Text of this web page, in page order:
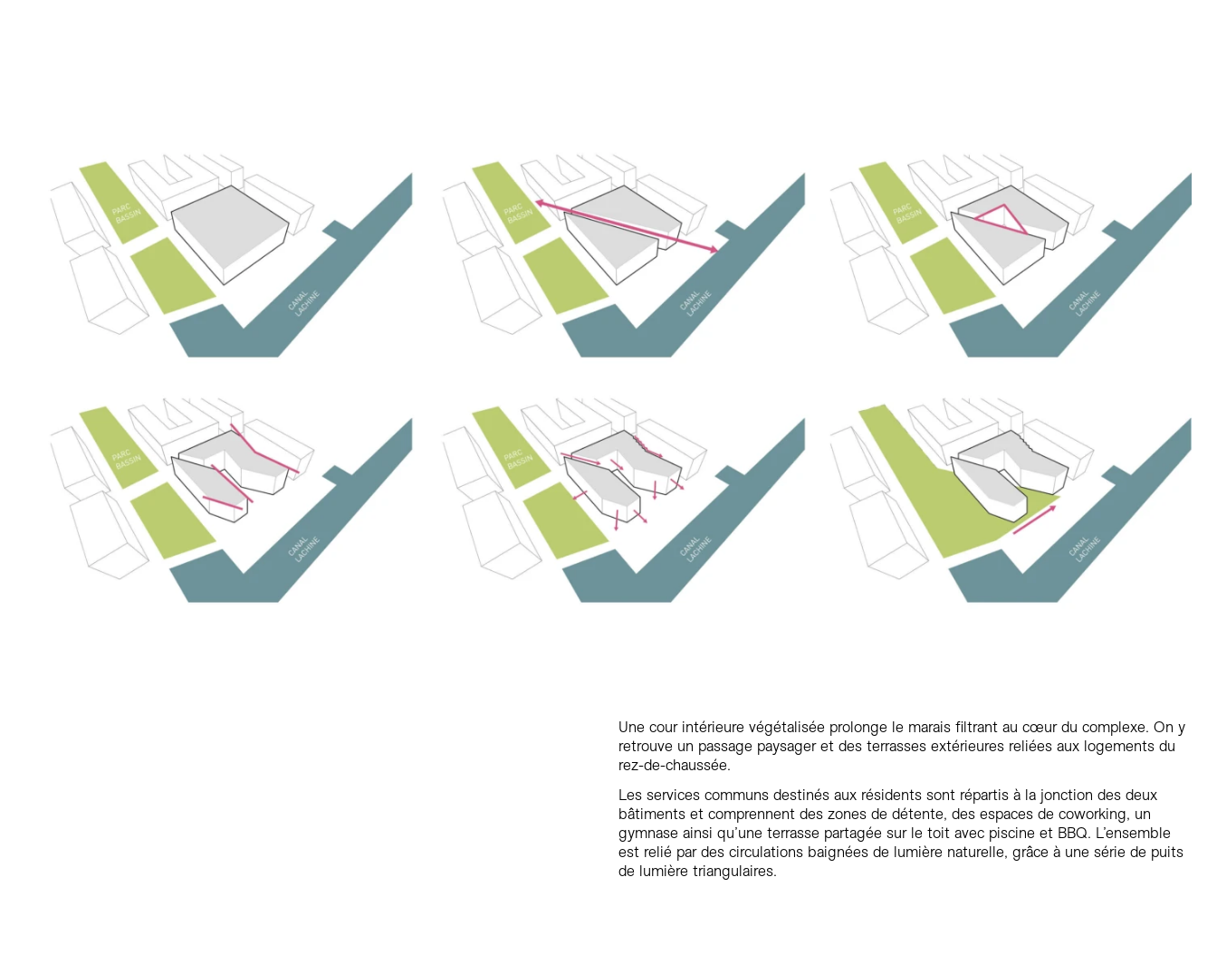
Une cour intérieure végétalisée prolonge le marais filtrant au cœur du complexe. On y
retrouve un passage paysager et des terrasses extérieures reliées aux logements du
rez-de-chaussée.
Les services communs destinés aux résidents sont répartis à la jonction des deux
bâtiments et comprennent des zones de détente, des espaces de coworking, un
gymnase ainsi qu’une terrasse partagée sur le toit avec piscine et BBQ. L’ensemble
est relié par des circulations baignées de lumière naturelle, grâce à une série de puits
de lumière triangulaires.